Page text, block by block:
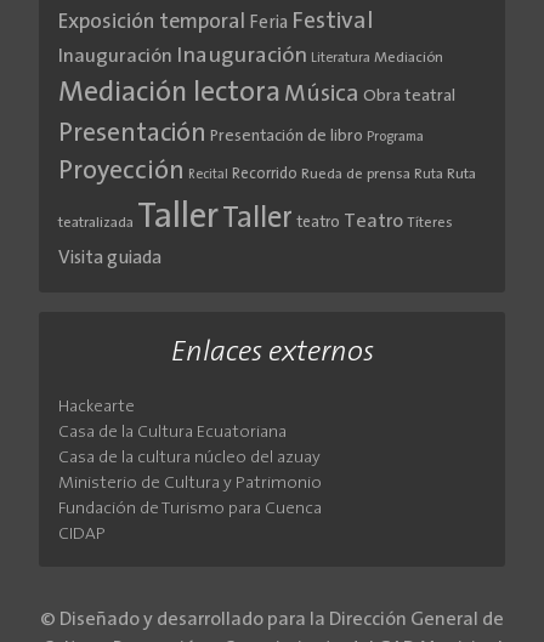
Exposición temporal Feria Festival
Inauguración Inauguración Literatura Mediación
Mediación lectora Música Obra teatral
Presentación Presentación de libro Programa
Proyección Recital Recorrido Rueda de prensa Ruta Ruta
teatralizada TallerTaller teatro Teatro Títeres
Visita guiada
Enlaces externos
Hackearte
Casa de la Cultura Ecuatoriana
Casa de la cultura núcleo del azuay
Ministerio de Cultura y Patrimonio
Fundación de Turismo para Cuenca
CIDAP
© Diseñado y desarrollado para la Dirección General de